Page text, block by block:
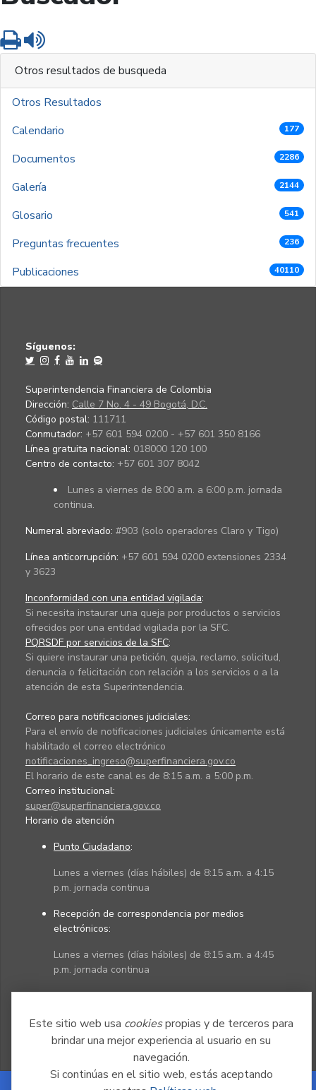
Este sitio web usa cookiespropias y de terceros para
brindar una mejor experiencia al usuario en su
navegación.
Si continúas en el sitio web, estás aceptando
Imprimir
Otros resultados de busqueda
Otros Resultados
Calendario
177
Documentos 2286
Galería 2144
Glosario 541
Preguntas frecuentes 236
Publicaciones 40110
Síguenos:
Superintendencia Financiera de Colombia
Dirección: Calle 7 No. 4 - 49 Bogotá, D.C.
Código postal: 111711
Conmutador: +57 601 594 0200 - +57 601 350 8166
Línea gratuita nacional: 018000 120 100
Centro de contacto: +57 601 307 8042
Lunes a viernes de 8:00 a.m. a 6:00 p.m. jornada
continua.
Numeral abreviado: #903 (solo operadores Claro y Tigo)
Línea anticorrupción: +57 601 594 0200 extensiones 2334
y 3623
Inconformidad con una entidad vigilada:
Si necesita instaurar una queja por productos o servicios
ofrecidos por una entidad vigilada por la SFC.
PQRSDF por servicios de la SFC:
Si quiere instaurar una petición, queja, reclamo, solicitud,
denuncia o felicitación con relación a los servicios o a la
atención de esta Superintendencia.
Correo para notificaciones judiciales:
Para el envío de notificaciones judiciales únicamente está
habilitado el correo electrónico
notificaciones_ingreso@superfinanciera.gov.co
El horario de este canal es de 8:15 a.m. a 5:00 p.m.
Correo institucional:
super@superfinanciera.gov.co
Horario de atención
Punto Ciudadano:
Lunes a viernes (días hábiles) de 8:15 a.m. a 4:15
p.m. jornada continua
Recepción de correspondencia por medios
electrónicos:
Lunes a viernes (días hábiles) de 8:15 a.m. a 4:45
p.m. jornada continua